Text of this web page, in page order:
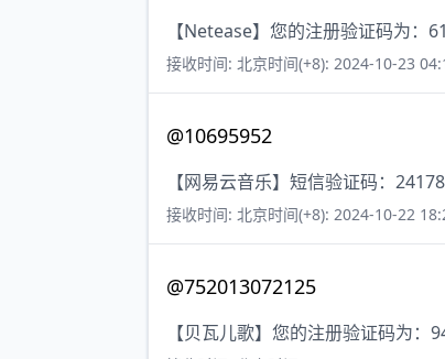
【Netease】您的注册验证码为：
接收时间: 北京时间(+8): 2024-10-23
@10695952
【网易云音乐】短信验证码：
接收时间: 北京时间(+8): 2024-10-22
@752013072125
【贝瓦儿歌】您的注册验证码为：